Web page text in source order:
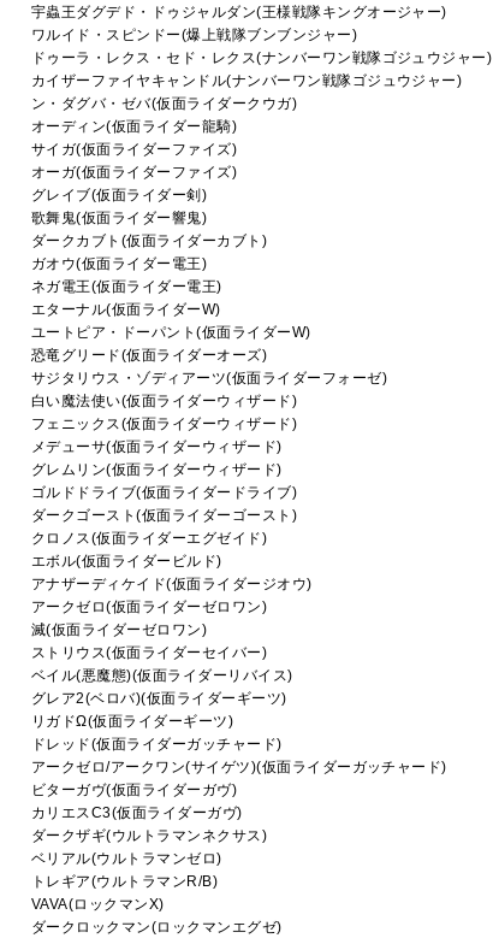
宇蟲王ダグデド・ドゥジャルダン(王様戦隊キングオージャー)
ワルイド・スピンドー(爆上戦隊ブンブンジャー)
ドゥーラ・レクス・セド・レクス(ナンバーワン戦隊ゴジュウジャー)
カイザーファイヤキャンドル(ナンバーワン戦隊ゴジュウジャー)
ン・ダグバ・ゼバ(仮面ライダークウガ)
オーディン(仮面ライダー龍騎)
サイガ(仮面ライダーファイズ)
オーガ(仮面ライダーファイズ)
グレイブ(仮面ライダー剣)
歌舞鬼(仮面ライダー響鬼)
ダークカブト(仮面ライダーカブト)
ガオウ(仮面ライダー電王)
ネガ電王(仮面ライダー電王)
エターナル(仮面ライダーW)
ユートピア・ドーパント(仮面ライダーW)
恐竜グリード(仮面ライダーオーズ)
サジタリウス・ゾディアーツ(仮面ライダーフォーゼ)
白い魔法使い(仮面ライダーウィザード)
フェニックス(仮面ライダーウィザード)
メデューサ(仮面ライダーウィザード)
グレムリン(仮面ライダーウィザード)
ゴルドドライブ(仮面ライダードライブ)
ダークゴースト(仮面ライダーゴースト)
クロノス(仮面ライダーエグゼイド)
エボル(仮面ライダービルド)
アナザーディケイド(仮面ライダージオウ)
アークゼロ(仮面ライダーゼロワン)
滅(仮面ライダーゼロワン)
ストリウス(仮面ライダーセイバー)
ベイル(悪魔態)(仮面ライダーリバイス)
グレア2(ベロバ)(仮面ライダーギーツ)
リガドΩ(仮面ライダーギーツ)
ドレッド(仮面ライダーガッチャード)
アークゼロ/アークワン(サイゲツ)(仮面ライダーガッチャード)
ビターガヴ(仮面ライダーガヴ)
カリエスC3(仮面ライダーガヴ)
ダークザギ(ウルトラマンネクサス)
ベリアル(ウルトラマンゼロ)
トレギア(ウルトラマンR/B)
VAVA(ロックマンX)
ダークロックマン(ロックマンエグゼ)